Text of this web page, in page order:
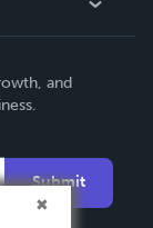
and
Submit